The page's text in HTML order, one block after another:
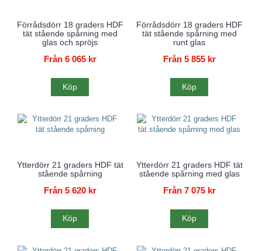
Förrådsdörr 18 graders HDF
tät stående spårning med
glas och spröjs
Från 6 065 kr
Köp
Förrådsdörr 18 graders HDF
tät stående spårning med
runt glas
Från 5 855 kr
Köp
Ytterdörr 21 graders HDF tät
stående spårning
Från 5 620 kr
Köp
Ytterdörr 21 graders HDF tät
stående spårning med glas
Från 7 075 kr
Köp